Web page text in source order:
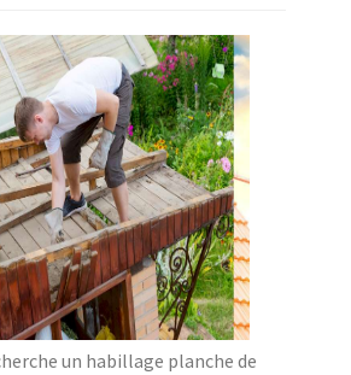
un habillage planche de